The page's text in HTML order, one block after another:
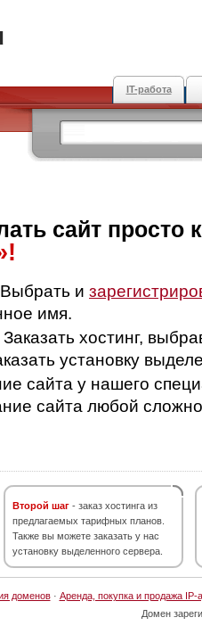
IT-работа
сайт просто
Выбрать и
имя.
Заказать хостинг,
установку
сайта у нашего
сайта любой
Второй шаг - заказ хостинга из
предлагаемых тарифных планов.
Также вы можете заказать у нас
установку выделенного сервера.
доменов· Аренда, покупка и продажа IP-
Домен